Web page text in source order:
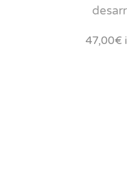
47,00€